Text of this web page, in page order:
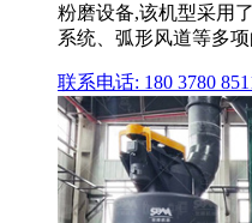
粉磨设备,该机型采用
系统、弧形风道等多项
联系电话: 180 3780